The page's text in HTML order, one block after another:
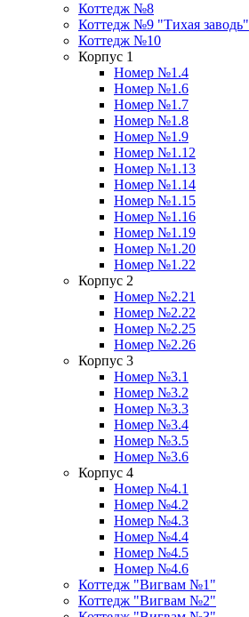
Коттедж №8
Коттедж №9 "Тихая заводь"
Коттедж №10
Корпус 1
Номер №1.4
Номер №1.6
Номер №1.7
Номер №1.8
Номер №1.9
Номер №1.12
Номер №1.13
Номер №1.14
Номер №1.15
Номер №1.16
Номер №1.19
Номер №1.20
Номер №1.22
Корпус 2
Номер №2.21
Номер №2.22
Номер №2.25
Номер №2.26
Корпус 3
Номер №3.1
Номер №3.2
Номер №3.3
Номер №3.4
Номер №3.5
Номер №3.6
Корпус 4
Номер №4.1
Номер №4.2
Номер №4.3
Номер №4.4
Номер №4.5
Номер №4.6
Коттедж "Вигвам №1"
Коттедж "Вигвам №2"